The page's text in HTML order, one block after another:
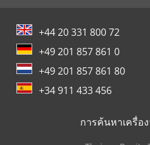
+44 20 331 800 72
+49 201 857 861 0
+49 201 857 861 80
+34 911 433 456
การค้นหาเครื่อ